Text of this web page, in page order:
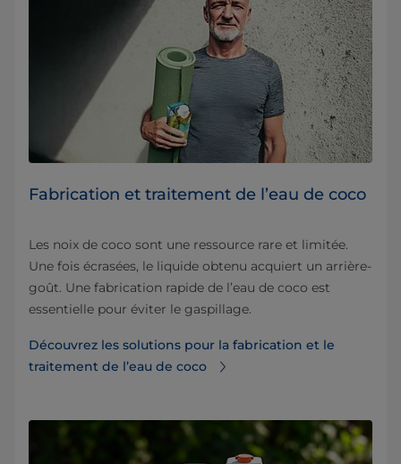
Fabrication et traitement de l’eau de coco
Les noix de coco sont une ressource rare et limitée.
Une fois écrasées, le liquide obtenu acquiert un arrière-
goût. Une fabrication rapide de l’eau de coco est
essentielle pour éviter le gaspillage.
Découvrez les solutions pour la fabrication et le
traitement de l’eau de coco